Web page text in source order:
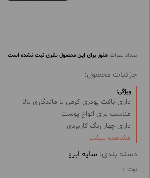
تعداد نظرات هنوز برای این محصول نظری ثبت نشده است
جزئیات محصول:
ویژگی:
دارای بافت پودری-کرمی با ماندگاری بالا
مناسب برای انواع پوست
دارای چهار رنگ کاربردی
ایجاد جلوه ای طبیعی و مات
جلوگیری از ریزش ابرو
مشاهده بیشتر
دسته بندی: سایه ابرو
نوت